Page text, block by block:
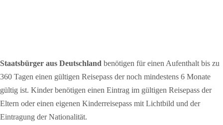
Staatsbürger aus Deutschland benötigen für einen Aufenthalt bis zu
360 Tagen einen gültigen Reisepass der noch mindestens 6 Monate
gültig ist. Kinder benötigen einen Eintrag im gültigen Reisepass der
Eltern oder einen eigenen Kinderreisepass mit Lichtbild und der
Eintragung der Nationalität.